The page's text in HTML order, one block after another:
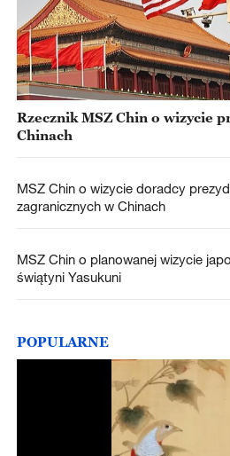
Rzecznik MSZ Chin o wizycie
Chinach
MSZ Chin o wizycie doradcy
zagranicznych w Chinach
MSZ Chin o planowanej wizycie
świątyni Yasukuni
POPULARNE